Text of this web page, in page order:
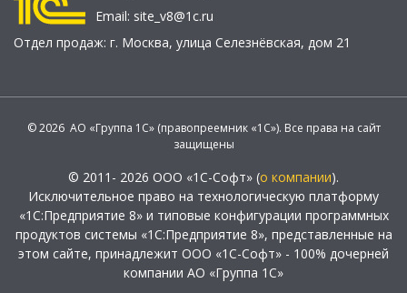
Email: site_v8@1c.ru
Отдел продаж: г. Москва, улица Селезнёвская, дом 21
© 2026 АО «Группа 1С» (правопреемник «1С»). Все права на сайт
защищены
© 2011- 2026 ООО «1С-Софт» (о компании).
Исключительное право на технологическую платформу
«1С:Предприятие 8» и типовые конфигурации программных
продуктов системы «1С:Предприятие 8», представленные на
этом сайте, принадлежит ООО «1С-Софт» - 100% дочерней
компании АО «Группа 1С»